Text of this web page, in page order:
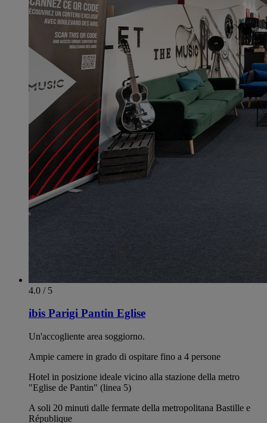
4.0 / 5
ibis Parigi Pantin Eglise
Un'accogliente area soggiorno.
Ampie camere in grado di ospitare fino a 4 persone
Hotel in posizione ideale vicino alla stazione della metro
"Eglise de Pantin" (linea 5)
A soli 20 minuti dalle fermate della metropolitana Bastille e
République